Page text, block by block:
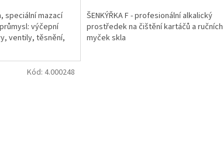
speciální mazací
výčepní
ventily, těsnění,
ŠENKÝŘKA F - profesionální alkalický
prostředek na čištění kartáčů a ručních
myček skla
Kód: 4.000248